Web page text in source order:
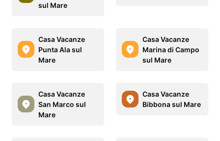
sul Mare
Casa Vacanze
Punta Ala sul
Mare
Casa Vacanze
Marina di Campo
sul Mare
Casa Vacanze
San Marco sul
Mare
Casa Vacanze
Bibbona sul Mare